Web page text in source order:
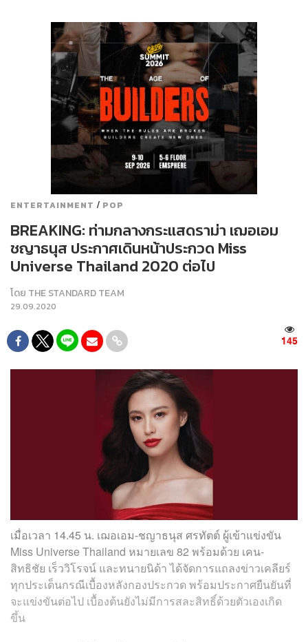
ENTERTAINMENT / POP
BREAKING: ท่ามกลางกระแสดราม่า เฌอเอม
ชญาธนุส ประกาศเดินหน้าประกวด Miss
Universe Thailand 2020 ต่อไป
โดย THE STANDARD TEAM
29.09.2020
145
เมื่อเวลา 14.45 น. เฌอเอม-ชญาธนุส ศรทัตต์ ผู้เข้าแข่งขัน
Miss Universe Thailand หมายเลข 82 พร้อมด้วย เคน-
สิทธิชัย เร็ววิโรจน์ และทนายนิด้า ได้จัดการแถลงข่าวเคลียร์
ทุกประเด็นกรณีเบื้องหลังกองประกวด พร้อมประกาศยืนยันที่
จะแข่งขันต่อไป เบื้องต้นยังไม่มีการสละสิทธิ์ด้วยตัวเองเกิด
ขึ้น